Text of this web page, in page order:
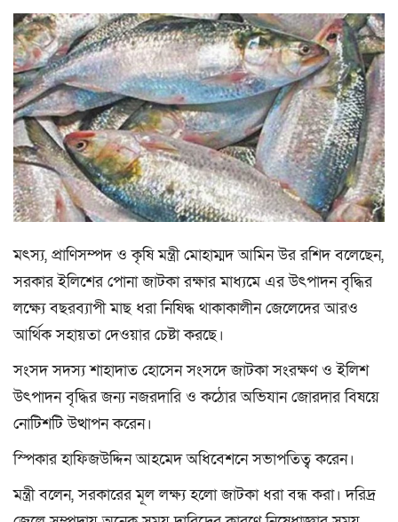
o
n
মৎস্য, প্রাণিসম্পদ ও কৃষি মন্ত্রী মোহাম্মদ আমিন উর রশিদ বলেছেন,
সরকার ইলিশের পোনা জাটকা রক্ষার মাধ্যমে এর উৎপাদন বৃদ্ধির
লক্ষ্যে বছরব্যাপী মাছ ধরা নিষিদ্ধ থাকাকালীন জেলেদের আরও
আর্থিক সহায়তা দেওয়ার চেষ্টা করছে।
সংসদ সদস্য শাহাদাত হোসেন সংসদে জাটকা সংরক্ষণ ও ইলিশ
উৎপাদন বৃদ্ধির জন্য নজরদারি ও কঠোর অভিযান জোরদার বিষয়ে
নোটিশটি উত্থাপন করেন।
স্পিকার হাফিজউদ্দিন আহমেদ অধিবেশনে সভাপতিত্ব করেন।
মন্ত্রী বলেন, সরকারের মূল লক্ষ্য হলো জাটকা ধরা বন্ধ করা। দরিদ্র